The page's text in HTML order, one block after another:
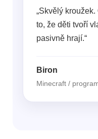
„Skvělý
to, že děti tvoří
pasivně hrají.“
Biron
Minecraft /